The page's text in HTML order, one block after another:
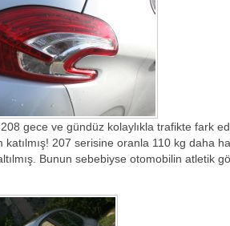
gece ve gündüz kolaylıkla trafikte fark
katılmış! 207 serisine oranla 110 kg daha
Bunun sebebiyse otomobilin atletik